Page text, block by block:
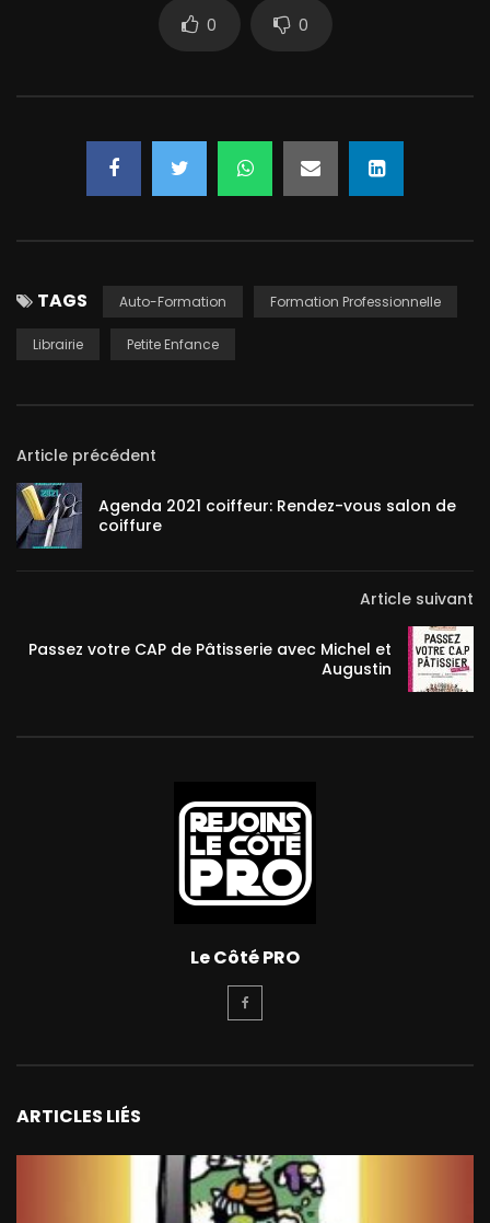
0 0
TAGS Auto-Formation Formation Professionnelle
Librairie Petite Enfance
Article précédent
Agenda 2021 coiffeur: Rendez-vous salon de
coiffure
Article suivant
Passez votre CAP de Pâtisserie avec Michel et
Augustin
Le Côté PRO
ARTICLES LIÉS